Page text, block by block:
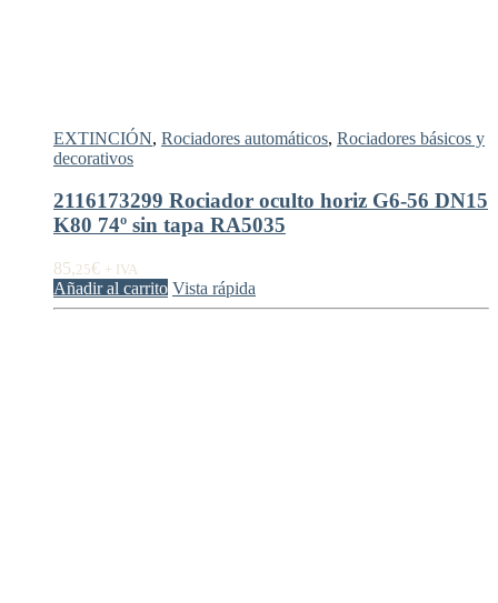
EXTINCIÓN, Rociadores automáticos, Rociadores básicos y
decorativos
2116173299 Rociador oculto horiz G6-56 DN15
K80 74º sin tapa RA5035
85,25€ + IVA
Añadir al carrito Vista rápida